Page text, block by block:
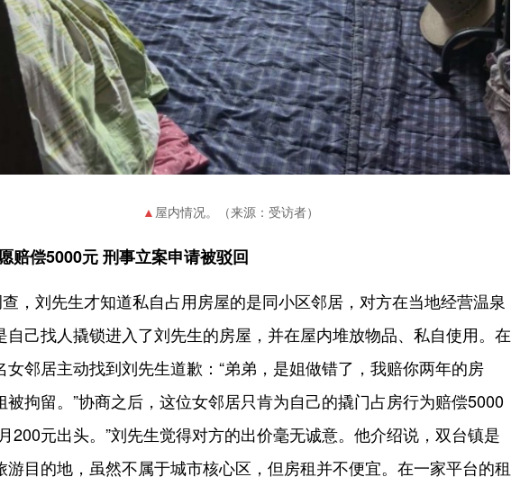
屋内情况。（来源：受访者）
赔偿5000元 刑事立案申请被驳回
，刘先生才知道私自占用房屋的是同小区邻居，对方在当地经营温泉
自己找人撬锁进入了刘先生的房屋，并在屋内堆放物品、私自使用。在
女邻居主动找到刘先生道歉：“弟弟，是姐做错了，我赔你两年的房
被拘留。”协商之后，这位女邻居只肯为自己的撬门占房行为赔偿5000
200元出头。”刘先生觉得对方的出价毫无诚意。他介绍说，双台镇是
游目的地，虽然不属于城市核心区，但房租并不便宜。在一家平台的租